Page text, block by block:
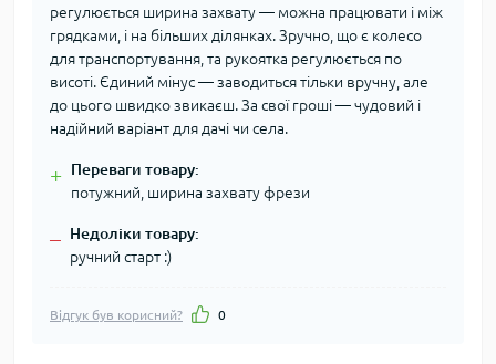
регулюється ширина захвату — можна працювати і між
грядками, і на більших ділянках. Зручно, що є колесо
для транспортування, та рукоятка регулюється по
висоті. Єдиний мінус — заводиться тільки вручну, але
до цього швидко звикаєш. За свої гроші — чудовий і
надійний варіант для дачі чи села.
+ Переваги товару:
потужний, ширина захвату фрези
– Недоліки товару:
ручний старт :)
Відгук був корисний? 0